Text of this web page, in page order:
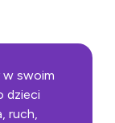
w swoim
dzieci
ruch,